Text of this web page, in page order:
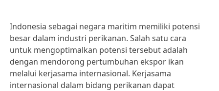
Indonesia sebagai negara maritim memiliki potensi
besar dalam industri perikanan. Salah satu cara
untuk mengoptimalkan potensi tersebut adalah
dengan mendorong pertumbuhan ekspor ikan
melalui kerjasama internasional. Kerjasama
internasional dalam bidang perikanan dapat